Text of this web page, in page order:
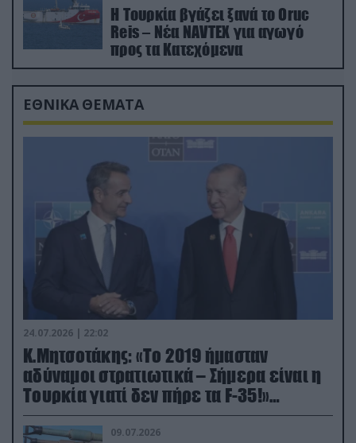
Η Τουρκία βγάζει ξανά το Oruc
Reis – Νέα NAVTEX για αγωγό
προς τα Κατεχόμενα
ΕΘΝΙΚΑ ΘΕΜΑΤΑ
24.07.2026 | 22:02
Κ.Μητσοτάκης: «Το 2019 ήμασταν
αδύναμοι στρατιωτικά – Σήμερα είναι η
Τουρκία γιατί δεν πήρε τα F-35!»
(βίντεο)
09.07.2026